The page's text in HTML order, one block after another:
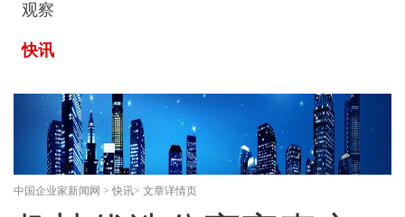
观察
快讯
中国企业家新闻网 > 快讯> 文章详情页